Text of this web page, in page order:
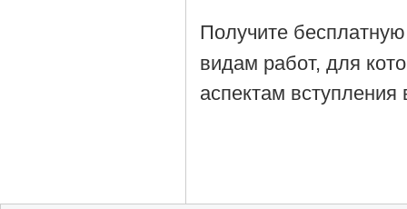
Получите
видам работ, для
аспектам